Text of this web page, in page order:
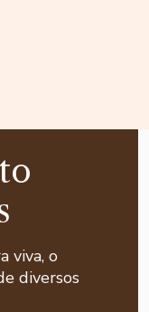
viva, o
diversos